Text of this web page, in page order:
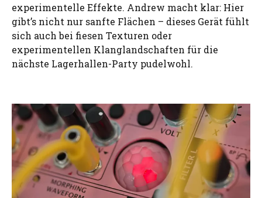
experimentelle Effekte. Andrew macht klar: Hier
gibt’s nicht nur sanfte Flächen – dieses Gerät fühlt
sich auch bei fiesen Texturen oder
experimentellen Klanglandschaften für die
nächste Lagerhallen-Party pudelwohl.